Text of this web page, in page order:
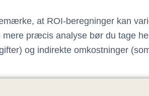
at ROI-beregninger kan
mere præcis analyse bør du tage
og indirekte omkostninger